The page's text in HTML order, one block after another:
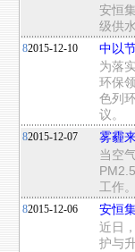
安恒
级供
82015-12-10
中以
为落
环保
色列
议。
82015-12-07
雾霾
当空
工作
82015-12-06
安恒
近日
护与